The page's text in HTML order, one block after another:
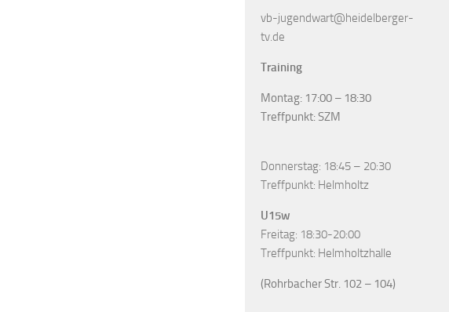
vb-jugendwart@heidelberger-
tv.de
Training
Montag: 17:00 – 18:30
Treffpunkt: SZM
Donnerstag: 18:45 – 20:30
Treffpunkt: Helmholtz
U15w
Freitag: 18:30-20:00
Treffpunkt: Helmholtzhalle
(Rohrbacher Str. 102 – 104)